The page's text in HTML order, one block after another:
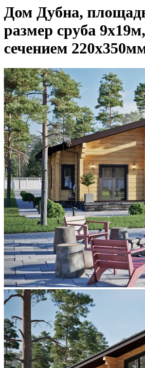
Дом Дубна,
размер сруба
сечением